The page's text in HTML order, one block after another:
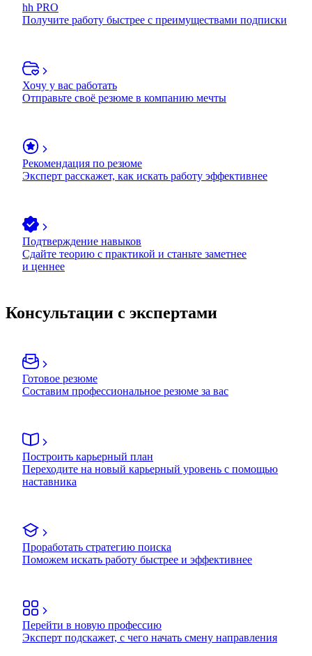
hh PRO
Получите работу быстрее с преимуществами подписки
Хочу у вас работать
Отправьте своё резюме в компанию мечты
Рекомендация по резюме
Эксперт расскажет, как искать работу эффективнее
Подтверждение навыков
Сдайте теорию с практикой и станьте заметнее
и ценнее
Консультации с экспертами
Готовое резюме
Составим профессиональное резюме за вас
Построить карьерный план
Переходите на новый карьерный уровень с помощью
наставника
Проработать стратегию поиска
Поможем искать работу быстрее и эффективнее
Перейти в новую профессию
Эксперт подскажет, с чего начать смену направления